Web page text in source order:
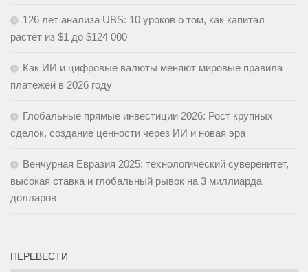
126 лет анализа UBS: 10 уроков о том, как капитал
растёт из $1 до $124 000
Как ИИ и цифровые валюты меняют мировые правила
платежей в 2026 году
Глобальные прямые инвестиции 2026: Рост крупных
сделок, создание ценности через ИИ и новая эра
Венчурная Евразия 2025: технологический суверенитет,
высокая ставка и глобальный рывок на 3 миллиарда
долларов
ПЕРЕВЕСТИ